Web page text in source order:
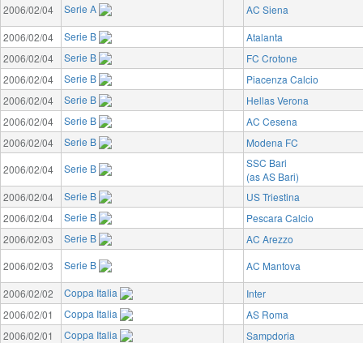
2006/02/04
Serie A
AC Siena
2006/02/04
Serie B
Atalanta
2006/02/04
Serie B
FC Crotone
2006/02/04
Serie B
Piacenza Calcio
2006/02/04
Serie B
Hellas Verona
2006/02/04
Serie B
AC Cesena
2006/02/04
Serie B
Modena FC
2006/02/04
Serie B
SSC Bari
(as AS Bari)
2006/02/04
Serie B
US Triestina
2006/02/04
Serie B
Pescara Calcio
2006/02/03
Serie B
AC Arezzo
2006/02/03
Serie B
AC Mantova
2006/02/02
Coppa Italia
Inter
2006/02/01
Coppa Italia
AS Roma
2006/02/01
Coppa Italia
Sampdoria